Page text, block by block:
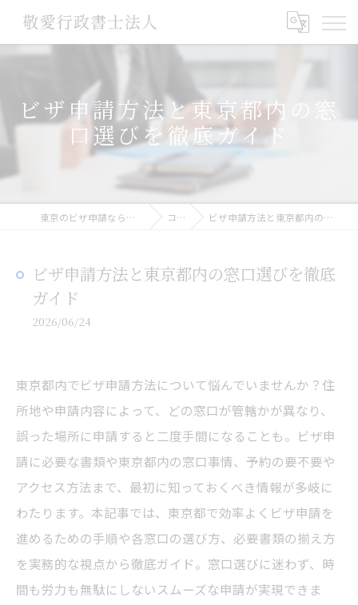
ビザ申請方法と東京都内の窓
口選びを徹底ガイド
東京のビザ申請なら敬愛行政書士法人 コラム ビザ申請方法と東京都内の窓口選びを徹底ガイド
ビザ申請方法と東京都内の窓口選びを徹底
ガイド
2026/06/24
東京都内でビザ申請方法について悩んでいませんか？住
所地や申請内容によって、どの窓口が管轄かが異なり、
誤った場所に申請すると二度手間になることも。ビザ申
請に必要な書類や東京都内の窓口事情、予約の要不要や
アクセス方法まで、最初に知っておくべき情報が多岐に
わたります。本記事では、東京都で効率よくビザ申請を
進めるための手順や各窓口の選び方、必要書類の揃え方
を実務的な視点から徹底ガイド。窓口選びに迷わず、時
間も労力も無駄にしないスムーズな申請が実現できま